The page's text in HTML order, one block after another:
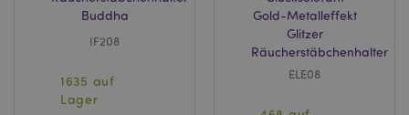
Buddha
IF208
1635 auf
Lager
Gold-Metalleffekt
Glitzer
Räucherstäbchenhalter
ELE08